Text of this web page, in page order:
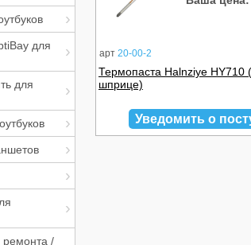
для
для
/
арт 20-00-2
Термопаста Halnziye HY710
шприце)
Уведомить о